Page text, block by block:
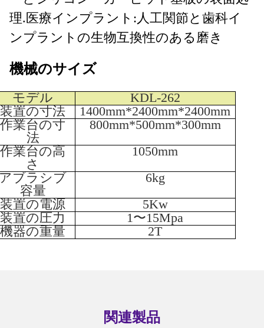
理. 医療インプラント:人工関節と歯科イ
ンプラントの生物互換性のある磨き
機械のサイズ
モデル
KDL-262
装置の寸法
1400mm*2400mm*2400mm
作業台の寸
法
800mm*500mm*300mm
作業台の高
さ
1050mm
ブラシブ
容量
6kg
装置の電源
5Kw
装置の圧力
1〜15Mpa
機器の重量
2T
関連製品